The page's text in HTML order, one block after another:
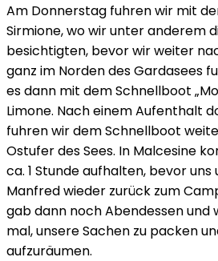
Am Donnerstag fuhren wir mit
Sirmione, wo wir unter anderem
besichtigten, bevor wir weiter
ganz im Norden des Gardasees
es dann mit dem Schnellboot
Limone. Nach einem Aufenthalt
fuhren wir dem Schnellboot
Ostufer des Sees. In Malcesine
ca. 1 Stunde aufhalten, bevor
Manfred wieder zurück zum
gab dann noch Abendessen und
mal, unsere Sachen zu packen
aufzuräumen.